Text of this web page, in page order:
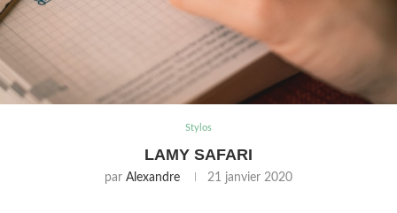
Stylos
LAMY SAFARI
par Alexandre 21 janvier 2020